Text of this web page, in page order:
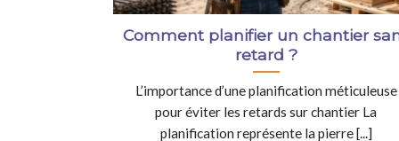
Comment planifier un chantier
retard ?
L’importance d’une planification méticuleuse
pour éviter les retards sur chantier La
planification représente la pierre [...]